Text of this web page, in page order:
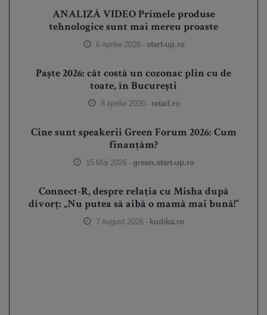
ANALIZĂ VIDEO Primele produse
tehnologice sunt mai mereu proaste
6 Aprilie 2026 - start-up.ro
Paște 2026: cât costă un cozonac plin cu de
toate, în București
8 Aprilie 2026 - retail.ro
Cine sunt speakerii Green Forum 2026: Cum
finanțăm?
15 Mai 2026 - green.start-up.ro
Connect-R, despre relația cu Misha după
divorț: „Nu putea să aibă o mamă mai bună!”
7 August 2026 - kudika.ro